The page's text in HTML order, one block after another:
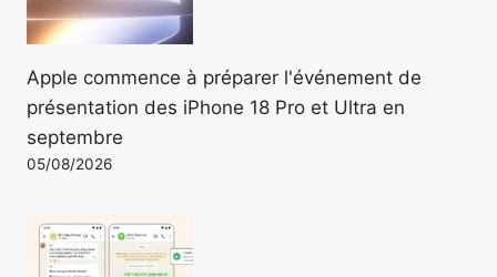
Apple commence à préparer l'événement de
présentation des iPhone 18 Pro et Ultra en
septembre
05/08/2026